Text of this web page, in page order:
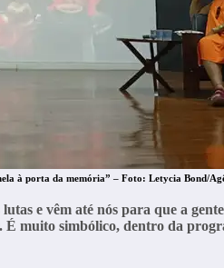
à porta da memória” – Foto: Letycia Bond/
e vêm até nós para que a
muito simbólico, dentro da